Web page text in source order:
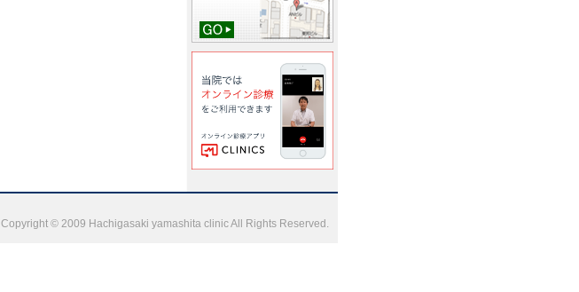
Copyright © 2009 Hachigasaki yamashita clinic All Rights Reserved.